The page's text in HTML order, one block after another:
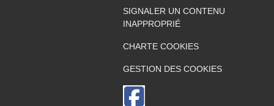
SIGNALER UN CONTENU
INAPPROPRIÉ
CHARTE COOKIES
GESTION DES COOKIES